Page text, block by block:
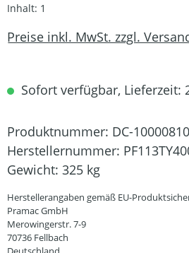
Inhalt: 1
Preise inkl. MwSt. zzgl.
Sofort verfügbar, Lieferzeit:
Produktnummer: DC-
Herstellernummer:
Gewicht: 325 kg
Herstellerangaben gemäß EU-
Pramac GmbH
Merowingerstr. 7-9
70736 Fellbach